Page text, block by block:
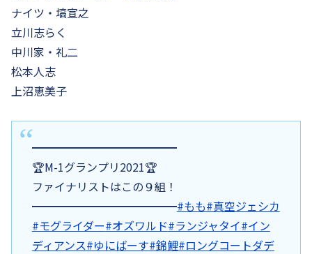
ナイツ・塙宣之
立川志らく
中川家・礼二
松本人志
上沼恵美子
━━━━━━━━━━━━━
🏆M-1グランプリ2021🏆
ファイナリストはこの９組！
━━━━━━━━━━━━━#もも#真空ジェシカ
#モグライダー#オズワルド#ランジャタイ#イン
ディアンス#ゆにばーす#錦鯉#ロングコートダデ